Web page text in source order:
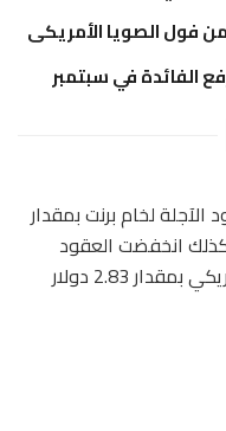
الفائدة في سبتمبر
لخام برنت بمقدار
للبرميل، وكذلك انخفضت العقود
الآجلة لخام غرب تكساس الوسيط الأمريكي بمقدار 2.83 دولار